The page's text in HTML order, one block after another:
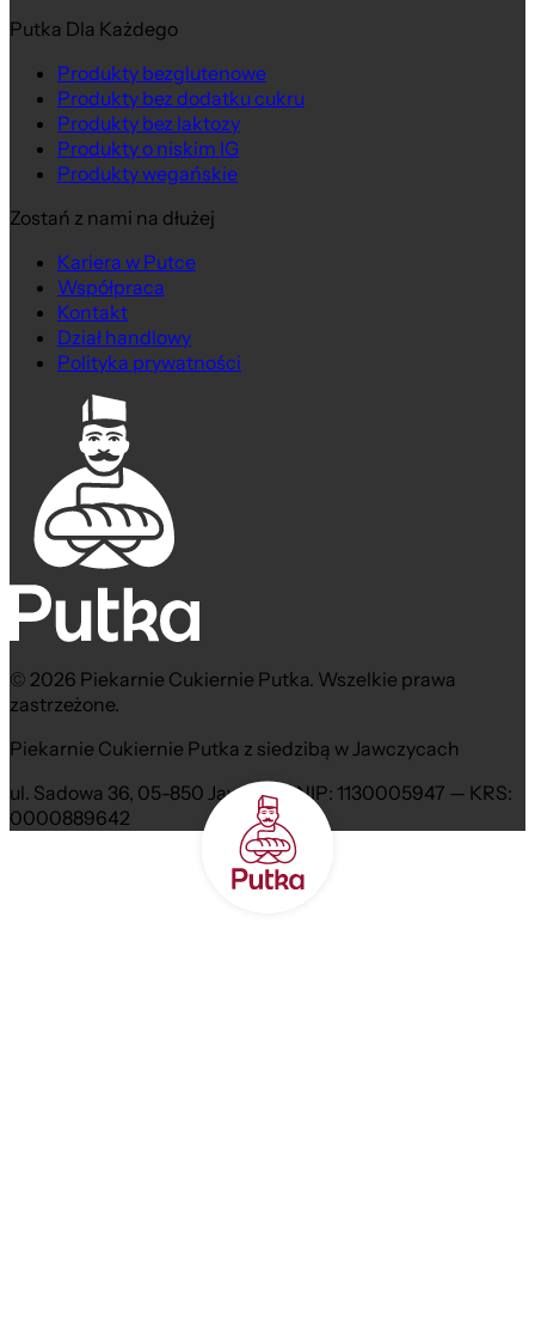
Putka Dla Każdego
Produkty bezglutenowe
Produkty bez dodatku cukru
Produkty bez laktozy
Produkty o niskim IG
Produkty wegańskie
Zostań z nami na dłużej
Kariera w Putce
Współpraca
Kontakt
Dział handlowy
Polityka prywatności
© 2026 Piekarnie Cukiernie Putka. Wszelkie prawa
zastrzeżone.
Piekarnie Cukiernie Putka z siedzibą w Jawczycach
ul. Sadowa 36, 05-850 Jawczyce NIP: 1130005947 — KRS:
0000889642